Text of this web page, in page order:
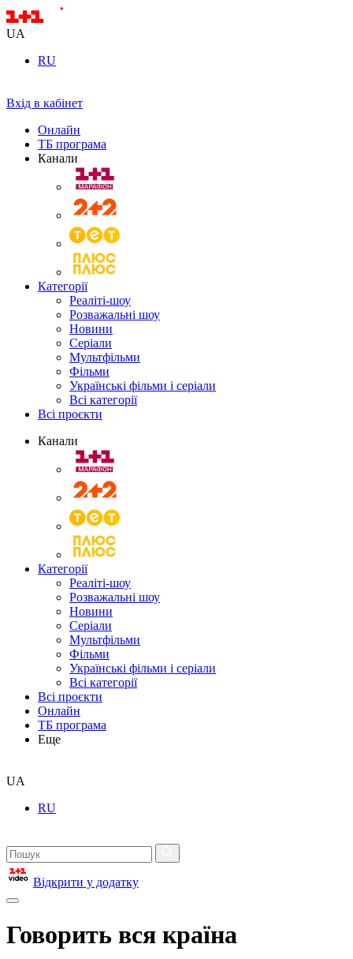
UA
RU
Вхід в кабінет
Онлайн
ТБ програма
Канали
Категорії
Реаліті-шоу
Розважальні шоу
Новини
Серіали
Мультфільми
Фільми
Українські фільми і серіали
Всі категорії
Всі проєкти
Канали
Категорії
Реаліті-шоу
Розважальні шоу
Новини
Серіали
Мультфільми
Фільми
Українські фільми і серіали
Всі категорії
Всі проєкти
Онлайн
ТБ програма
Еще
UA
RU
Відкрити у додатку
Говорить вся країна